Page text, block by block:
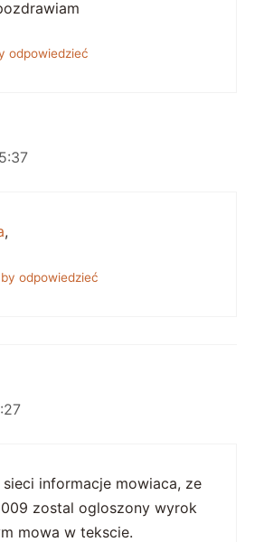
odpowiedzieć
,
odpowiedzieć
informacje mowiaca, ze
zostal ogloszony wyrok
mowa w tekscie.